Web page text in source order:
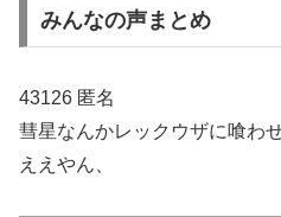
みんなの声まとめ
43126 匿名
彗星なんかレックウザに喰わ
ええやん、